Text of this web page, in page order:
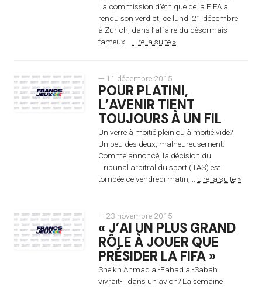
La commission d’éthique de la FIFA a
rendu son verdict, ce lundi 21 décembre
à Zurich, dans l’affaire du désormais
fameux... Lire la suite »
— 11 décembre 2015
POUR PLATINI,
L’AVENIR TIENT
TOUJOURS À UN FIL
Un verre à moitié plein ou à moitié vide?
Un peu des deux, malheureusement.
Comme annoncé, la décision du
Tribunal arbitral du sport (TAS) est
tombée ce vendredi matin,... Lire la suite »
— 23 novembre 2015
« J’AI UN PLUS GRAND
RÔLE À JOUER QUE
PRÉSIDER LA FIFA »
Sheikh Ahmad al-Fahad al-Sabah
vivrait-il dans un avion? La semaine